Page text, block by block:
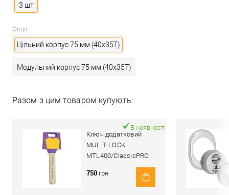
3 шт
Опції:
Цільний корпус 75 мм (40x35T)
Модульний корпус 75 мм (40x35T)
Разом з цим товаром купують:
Ключ додатковий
MUL-T-LOCK
MTL400/ClassicPRO
В наявності
750 грн.